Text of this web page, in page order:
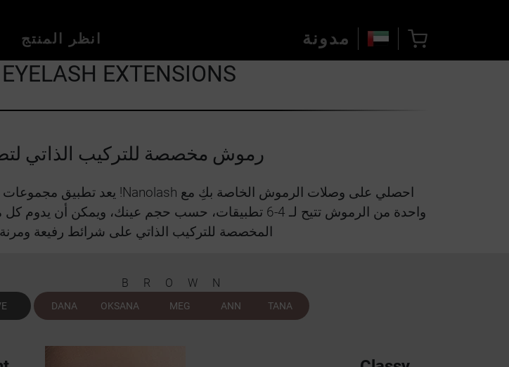
انظر المنتج مدونة
EXTENSIONS
رموش مخصصة للتركيب الذاتي
المخصصة للتركيب الذاتي على شرائط رفيعة
BROWN
DANA OKSANA MEG ANN TANA